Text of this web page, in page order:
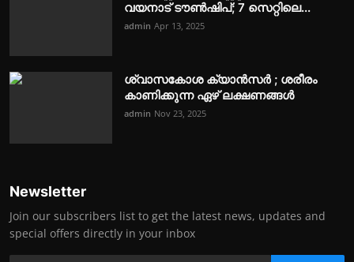
വയനാട് ടൗൺഷിപ്; 7 സെറ്റിലെ...
admin Apr 13, 2025
ശ്വാസകോശ ക്യാൻസർ ; ശരീരം
കാണിക്കുന്ന ഏഴ് ലക്ഷണങ്ങൾ
admin Nov 23, 2025
Newsletter
Join our subscribers list to get the latest news, updates and
special offers directly in your inbox